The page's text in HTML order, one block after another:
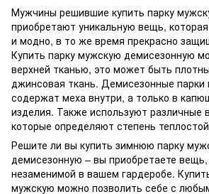
Мужчины решившие купить парку
приобретают уникальную вещь,
и модно, в то же время прекрасно
Купить парку мужскую демисезонную
верхней тканью, это может быть
джинсовая ткань. Демисезонные парки
содержат меха внутри, а только в
изделия. Также используют различные
которые определяют степень
Решите ли вы купить зимнюю парку
демисезонную – вы приобретаете вещь,
незаменимой в вашем гардеробе.
мужскую можно позволить себе с